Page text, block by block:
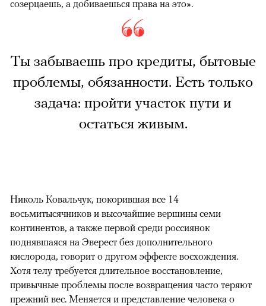
созерцаешь, а добиваешься права на это».
Ты забываешь про кредиты, бытовые
проблемы, обязанности. Есть только
задача: пройти участок пути и
остаться живым.
Николь Ковальчук, покорившая все 14
восьмитысячников и высочайшие вершины семи
континентов, а также первой среди россиянок
поднявшаяся на Эверест без дополнительного
кислорода, говорит о другом эффекте восхождения.
Хотя телу требуется длительное восстановление,
привычные проблемы после возвращения часто теряют
прежний вес. Меняется и представление человека о